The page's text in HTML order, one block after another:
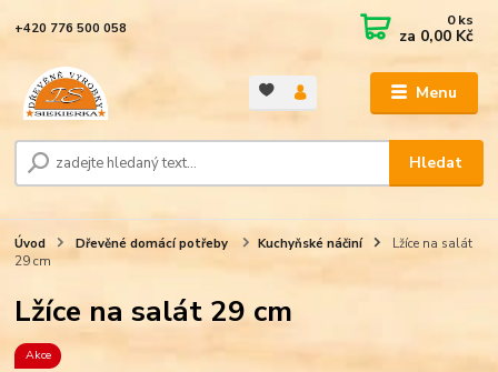
Menu
Hledat
+420 776 500 058 0ks
za 0,00 Kč
Úvod Dřevěné domácí potřeby Kuchyňské náčiní
Lžíce na salát
29 cm
Lžíce na salát 29 cm
Akce